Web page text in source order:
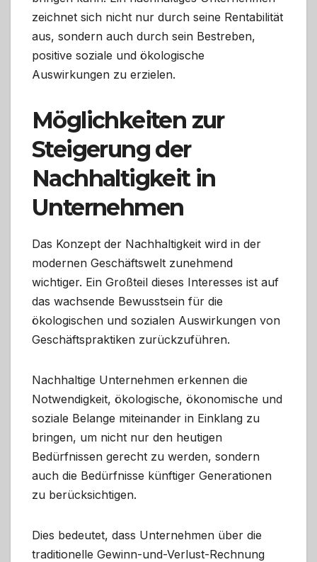
zeichnet sich nicht nur durch seine Rentabilität
aus, sondern auch durch sein Bestreben,
positive soziale und ökologische
Auswirkungen zu erzielen.
Möglichkeiten zur
Steigerung der
Nachhaltigkeit in
Unternehmen
Das Konzept der Nachhaltigkeit wird in der
modernen Geschäftswelt zunehmend
wichtiger. Ein Großteil dieses Interesses ist auf
das wachsende Bewusstsein für die
ökologischen und sozialen Auswirkungen von
Geschäftspraktiken zurückzuführen.
Nachhaltige Unternehmen erkennen die
Notwendigkeit, ökologische, ökonomische und
soziale Belange miteinander in Einklang zu
bringen, um nicht nur den heutigen
Bedürfnissen gerecht zu werden, sondern
auch die Bedürfnisse künftiger Generationen
zu berücksichtigen.
Dies bedeutet, dass Unternehmen über die
traditionelle Gewinn-und-Verlust-Rechnung